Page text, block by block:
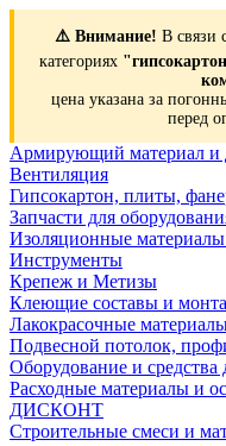
⚠️ Внимание! В связи
категориях
цена указана за
перед
Армирующий материал и
Вентиляция
Гипсокартон, плиты,
Запчасти для
Изоляционные
Инструменты
Крепеж и Метизы
Клеющие составы и
Лакокрасочные
Подвесной потолок,
Оборудование и средства
Расходные материалы и
ДИСКОНТ
Строительные смеси и